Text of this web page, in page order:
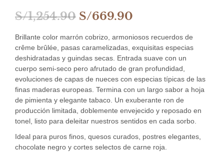
S/1,254.90 El
precio
original
era:
S/1,254.90.
S/669.90
precio
actual
es:
S/669.90.
Brillante color marrón cobrizo, armoniosos recuerdos de
crême brûlée, pasas caramelizadas, exquisitas especias
deshidratadas y guindas secas. Entrada suave con un
cuerpo semi-seco pero afrutado de gran profundidad,
evoluciones de capas de nueces con especias típicas de las
finas maderas europeas. Termina con un largo sabor a hoja
de pimienta y elegante tabaco. Un exuberante ron de
producción limitada, doblemente envejecido y reposado en
tonel, listo para deleitar nuestros sentidos en cada sorbo.
Ideal para puros finos, quesos curados, postres elegantes,
chocolate negro y cortes selectos de carne roja.